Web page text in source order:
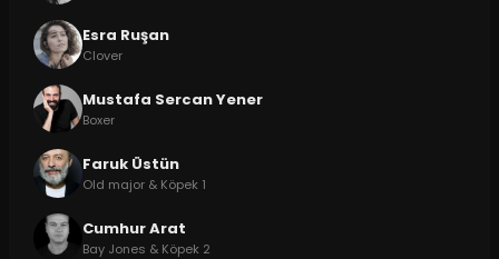
Esra Ruşan
Clover
Mustafa Sercan Yener
Boxer
Faruk Üstün
Old major & Köpek 1
Cumhur Arat
Bay Jones & Köpek 2